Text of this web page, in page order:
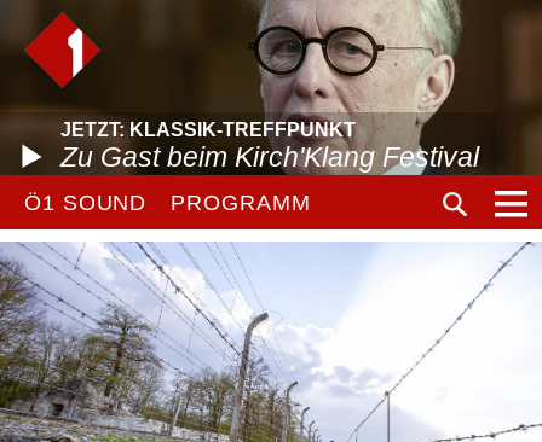
JETZT: KLASSIK-TREFFPUNKT
Zu Gast beim Kirch'Klang Festival
Ö1 SOUND PROGRAMM